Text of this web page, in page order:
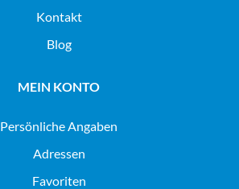
Kontakt
Blog
MEIN KONTO
Persönliche Angaben
Adressen
Favoriten